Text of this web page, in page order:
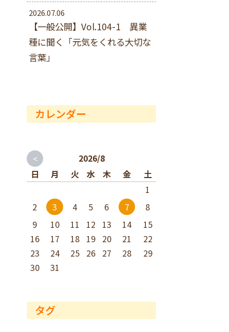
2026.07.06
【一般公開】Vol.104-1 異業
種に聞く「元気をくれる大切な
言葉」
カレンダー
<
2026/8
日
月 火 水 木 金
土
1
2
3 4 5 6 7
8
9
10 11 12 13 14
15
16
17 18 19 20 21
22
23
24 25 26 27 28
29
30
31
タグ